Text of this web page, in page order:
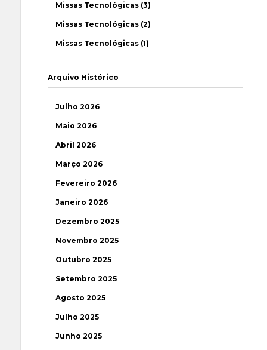
Missas Tecnológicas (3)
Missas Tecnológicas (2)
Missas Tecnológicas (1)
Arquivo Histórico
Julho 2026
Maio 2026
Abril 2026
Março 2026
Fevereiro 2026
Janeiro 2026
Dezembro 2025
Novembro 2025
Outubro 2025
Setembro 2025
Agosto 2025
Julho 2025
Junho 2025